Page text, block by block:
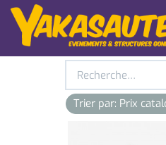
Trier par: Prix